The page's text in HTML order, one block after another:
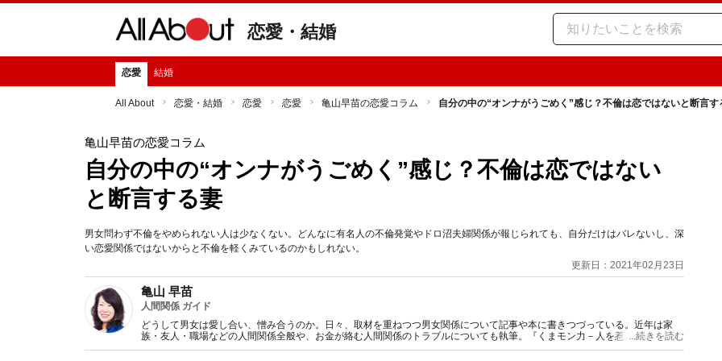
恋愛・結婚
恋愛 結婚
All About 恋愛・結婚 恋愛 恋愛 亀山早苗の恋愛コラム 自分の中の“オンナがうごめく”感じ？不倫は恋ではないと断言す
亀山早苗の恋愛コラム
自分の中の“オンナがうごめく”感じ？不倫は恋ではない
と断言する妻
男女問わず不倫をやめられない人は少なくない。どんなに有名人の不倫発覚やドロ沼夫婦関係が報じられても、自分だけはバレないし、深
い恋愛関係ではないからと不倫を軽くみているのかもしれない。
更新日：2021年02月23日
亀山 早苗
人間関係 ガイド
どうして男女は愛し合い、憎み合うのか。日々、取材を重ねつつ男女関係について記事や本に書きつづっている。近年は家
族・友人・職場などの人間関係全般や、お金が絡む人間関係のトラブルについても執筆。『くまモン力－人を惹きつける愛と
魅力の秘密』など著書多数。
...続きを読む